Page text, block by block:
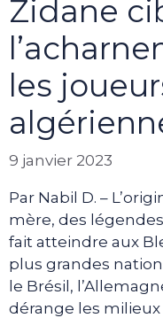
Zidane
les
9 janvier 2023
Par Nabil D. –
mère, des
fait atteindre aux
plus grandes
le Brésil,
dérange les